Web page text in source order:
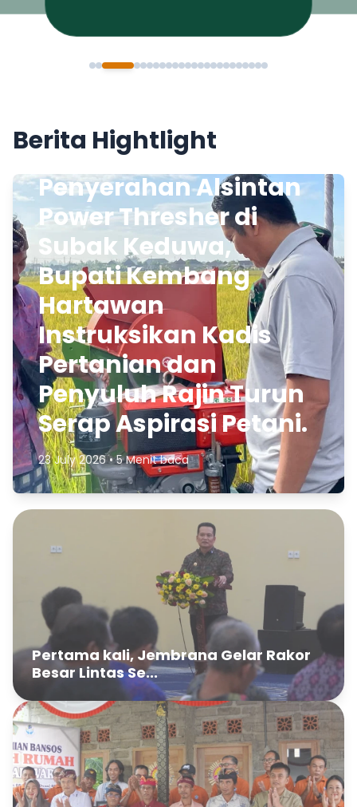
Berita Hightlight
Penyerahan Alsintan
Power Thresher di
Subak Keduwa,
Bupati Kembang
Hartawan
Instruksikan Kadis
Pertanian dan
Penyuluh Rajin Turun
Serap Aspirasi Petani.
23 July 2026 • 5 Menit baca
Pertama kali, Jembrana Gelar Rakor
Besar Lintas Se...